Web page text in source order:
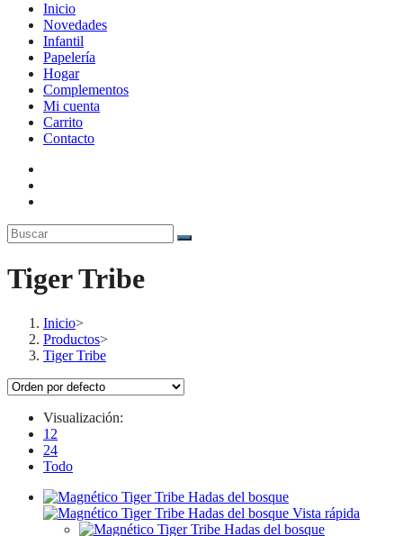
Inicio
Novedades
Infantil
Papelería
Hogar
Complementos
Mi cuenta
Carrito
Contacto
Tiger Tribe
Inicio>
Productos>
Tiger Tribe
Visualización:
12
24
Todo
Vista rápida